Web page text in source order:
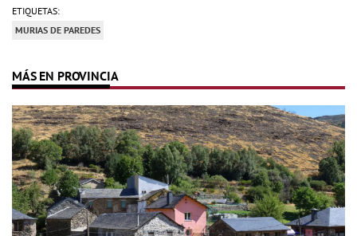
ETIQUETAS:
MURIAS DE PAREDES
MÁS EN PROVINCIA